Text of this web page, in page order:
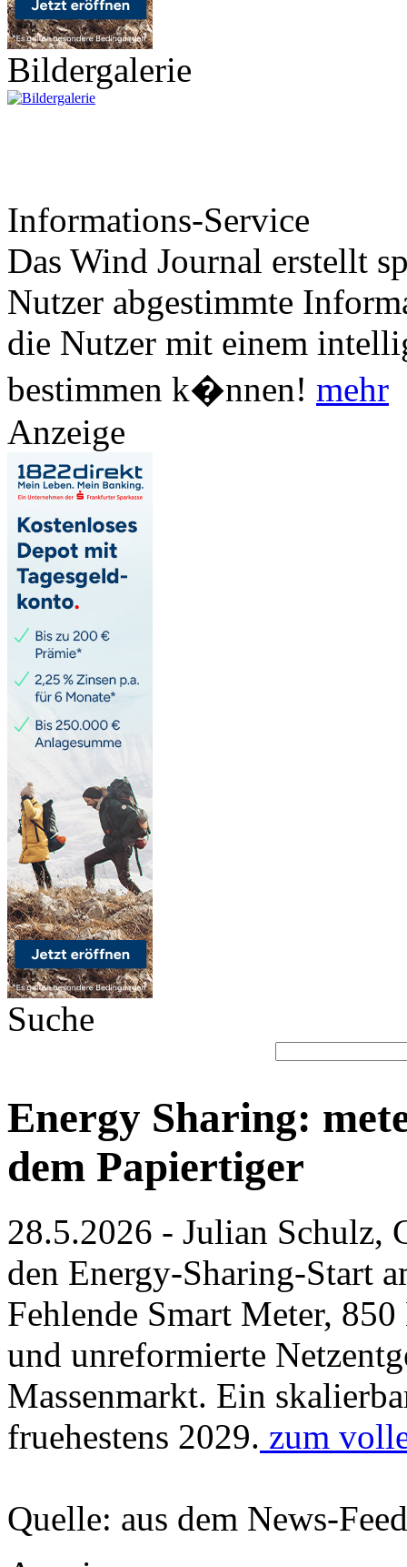
Bildergalerie
Informations-Service
Das Wind Journal erstellt
Nutzer abgestimmte
die Nutzer mit einem
bestimmen k�nnen! mehr
Anzeige
Suche
Energy Sharing:
dem Papiertiger
28.5.2026 - Julian Schulz,
den Energy-Sharing-Start
Fehlende Smart Meter,
und unreformierte
Massenmarkt. Ein
fruehestens 2029. zum
Quelle: aus dem News-